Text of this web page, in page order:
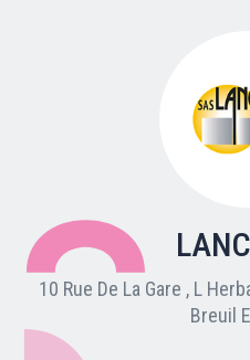
Nos adhérents
Carte du réseau
Nos partenaires
10 Rue De La Gare , L
Breuil